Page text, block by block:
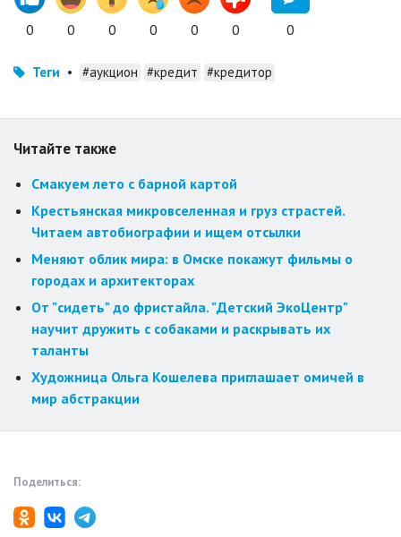
0 0 0 0 0 0 0
Теги • #аукцион #кредит #кредитор
Читайте также
Смакуем лето с барной картой
Крестьянская микровселенная и груз страстей.
Читаем автобиографии и ищем отсылки
Меняют облик мира: в Омске покажут фильмы о
городах и архитекторах
От "сидеть" до фристайла. "Детский ЭкоЦентр"
научит дружить с собаками и раскрывать их
таланты
Художница Ольга Кошелева приглашает омичей в
мир абстракции
Поделиться: